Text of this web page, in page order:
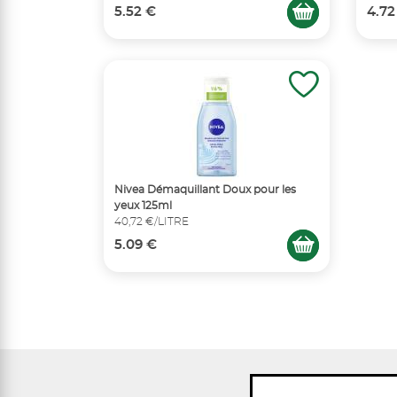
5.52 €
Nivea Démaquillant Doux pour les
yeux 125ml
40,72 €/LITRE
5.09 €